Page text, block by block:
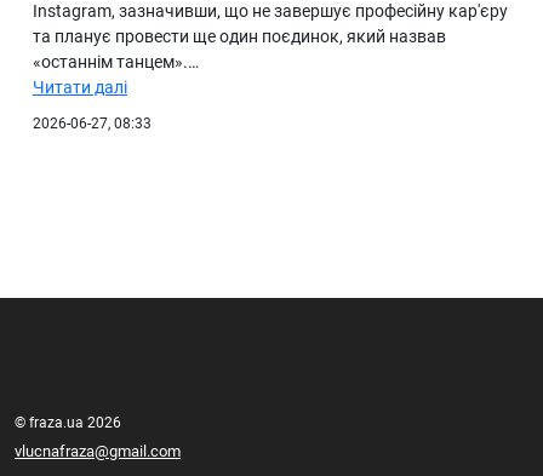
Instagram, зазначивши, що не завершує професійну кар'єру
та планує провести ще один поєдинок, який назвав
«останнім танцем».…
Читати далі
2026-06-27, 08:33
© fraza.ua 2026
vlucnafraza@gmail.com